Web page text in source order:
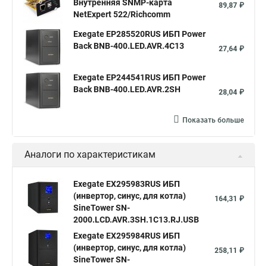
Внутренняя SNMP-карта
NetExpert 522/Richcomm
89,87 ₽
Exegate EP285520RUS ИБП Power
Back BNB-400.LED.AVR.4C13
27,64 ₽
Exegate EP244541RUS ИБП Power
Back BNB-400.LED.AVR.2SH
28,04 ₽
Показать больше
Аналоги по характеристикам
Exegate EX295983RUS ИБП
(инвертор, синус, для котла)
SineTower SN-
2000.LCD.AVR.3SH.1C13.RJ.USB
164,31 ₽
Exegate EX295984RUS ИБП
(инвертор, синус, для котла)
SineTower SN-
258,11 ₽